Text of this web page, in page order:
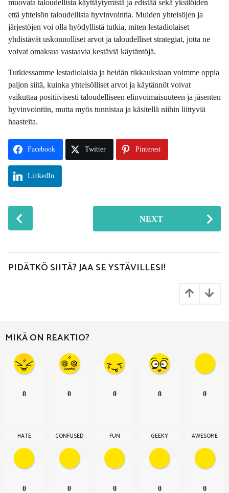
muovata taloudellista käyttäytymistä ja edistää sekä yksilöiden
että yhteisön taloudellista hyvinvointia. Muiden yhteisöjen ja
järjestöjen voi olla hyödyllistä tutkia, miten lestadiolaiset
yhdistävät uskonnolliset arvot ja taloudelliset strategiat, jotta ne
voivat omaksua vastaavia kestäviä käytäntöjä.
Tutkiessamme lestadiolaisia ja heidän rikkauksiaan voimme oppia
paljon siitä, kuinka yhteisölliset arvot ja käytännöt voivat
vaikuttaa positiivisesti taloudelliseen elinvoimaisuuteen ja jäsenten
hyvinvointiin, mutta myös tunnistaa ja käsitellä niihin liittyviä
haasteita.
Facebook Twitter Pinterest
LinkedIn
o
P
a
NEXT
PIDÄTKÖ SIITÄ? JAA SE YSTÄVILLESI!
MIKÄ ON REAKTIO?
0
HATE
0
CONFUSED
0
FUN
0
GEEKY
0
AWESOME
0 0 0 0 0